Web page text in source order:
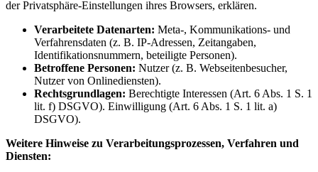
der Privatsphäre-Einstellungen ihres Browsers, erklären.
Verarbeitete Datenarten: Meta-, Kommunikations- und
Verfahrensdaten (z. B. IP-Adressen, Zeitangaben,
Identifikationsnummern, beteiligte Personen).
Betroffene Personen: Nutzer (z. B. Webseitenbesucher,
Nutzer von Onlinediensten).
Rechtsgrundlagen: Berechtigte Interessen (Art. 6 Abs. 1 S. 1
lit. f) DSGVO). Einwilligung (Art. 6 Abs. 1 S. 1 lit. a)
DSGVO).
Weitere Hinweise zu Verarbeitungsprozessen, Verfahren und
Diensten: